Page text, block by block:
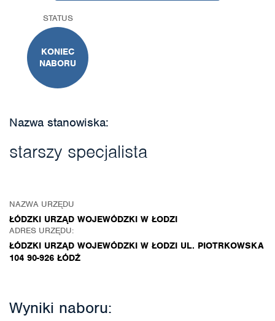
STATUS
KONIEC
NABORU
Nazwa stanowiska:
starszy specjalista
NAZWA URZĘDU
ŁÓDZKI URZĄD WOJEWÓDZKI W ŁODZI
ADRES URZĘDU:
ŁÓDZKI URZĄD WOJEWÓDZKI W ŁODZI UL. PIOTRKOWSKA
104 90-926 ŁÓDŹ
Wyniki naboru: